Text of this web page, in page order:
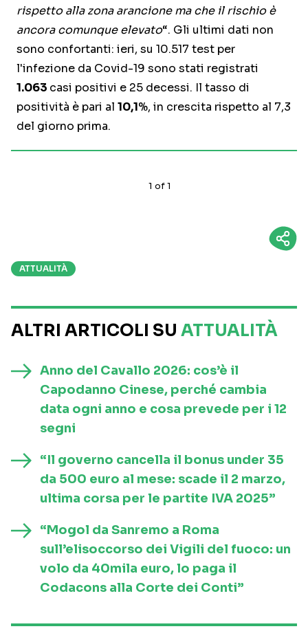
rispetto alla zona arancione ma che il rischio è
ancora comunque elevato“. Gli ultimi dati non
sono confortanti: ieri, su 10.517 test per
l'infezione da Covid-19 sono stati registrati
1.063 casi positivi e 25 decessi. Il tasso di
positività è pari al 10,1%, in crescita rispetto al 7,3
del giorno prima.
1 of1
ATTUALITÀ
ALTRI ARTICOLI SU ATTUALITÀ
Anno del Cavallo 2026: cos’è il
Capodanno Cinese, perché cambia
data ogni anno e cosa prevede per i 12
segni
“Il governo cancella il bonus under 35
da 500 euro al mese: scade il 2 marzo,
ultima corsa per le partite IVA 2025”
“Mogol da Sanremo a Roma
sull’elisoccorso dei Vigili del fuoco: un
volo da 40mila euro, lo paga il
Codacons alla Corte dei Conti”